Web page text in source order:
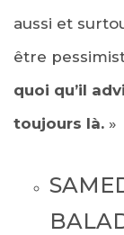
aussi et
être
quoi qu’il
toujours là. »